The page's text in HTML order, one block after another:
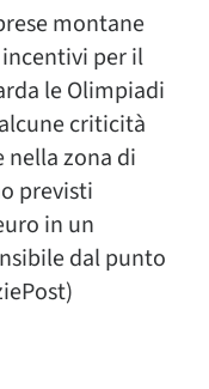
montane
per il
le Olimpiadi
criticità
zona di
previsti
in un
dal punto